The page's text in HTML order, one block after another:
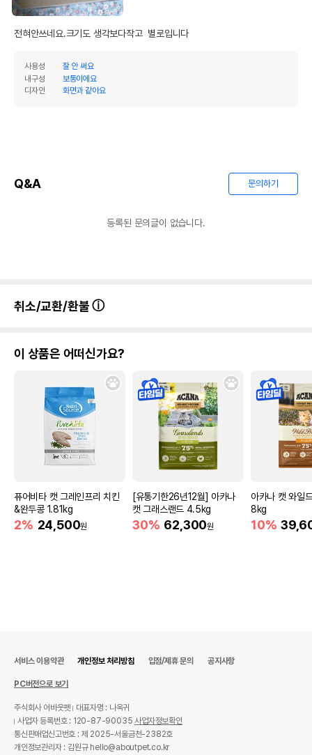
받았음을 확인할수 있는
경우 그에 대한 사항
상세페이지 참조
제조국 또는 원산지 중국
전혀안쓰네요.크기도 생각보다작고  별로입니다
사용성
잘 안 써요
내구성
보통이에요
디자인
화면과 같아요
Q&A 문의하기
등록된 문의글이 없습니다.
취소/교환/환불
이 상품은 어떠신가요?
퓨어비타 캣 그레인프리 치킨
&완두콩 1.81kg
2% 24,500원
[유통기한26년12월] 아카나
캣 그래스랜드 4.5kg
30% 62,300원
아카나 캣 와일
8kg
10%
서비스 이용약관 개인정보 처리방침 입점/제휴 문의 공지사항
PC버전으로 보기
주식회사 어바웃펫
대표자명 : 나옥귀
사업자 등록번호 : 120-87-90035사업자정보확인
통신판매업신고번호 : 제 2025-서울금천-2382호
개인정보관리자 : 김원규 hello@aboutpet.co.kr